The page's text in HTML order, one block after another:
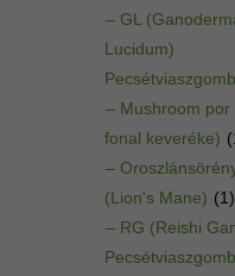
– GL
Lucidum)
– Mushroom por
fonal keveréke)
–
(Lion's Mane) (1)
– RG (Reishi